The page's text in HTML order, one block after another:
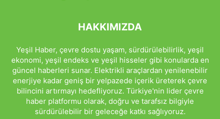
HAKKIMIZDA
Yeşil Haber, çevre dostu yaşam, sürdürülebilirlik, yeşil
ekonomi, yeşil endeks ve yeşil hisseler gibi konularda en
güncel haberleri sunar. Elektrikli araçlardan yenilenebilir
enerjiye kadar geniş bir yelpazede içerik üreterek çevre
bilincini artırmayı hedefliyoruz. Türkiye'nin lider çevre
haber platformu olarak, doğru ve tarafsız bilgiyle
sürdürülebilir bir geleceğe katkı sağlıyoruz.